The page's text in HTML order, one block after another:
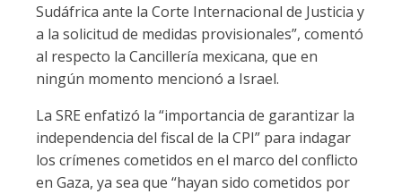
Sudáfrica ante la Corte Internacional de Justicia y
a la solicitud de medidas provisionales”, comentó
al respecto la Cancillería mexicana, que en
ningún momento mencionó a Israel.
La SRE enfatizó la “importancia de garantizar la
independencia del fiscal de la CPI” para indagar
los crímenes cometidos en el marco del conflicto
en Gaza, ya sea que “hayan sido cometidos por